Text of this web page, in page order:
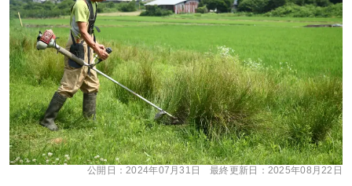
公開日：2024年07月31日 最終更新日： 2025年08月22日